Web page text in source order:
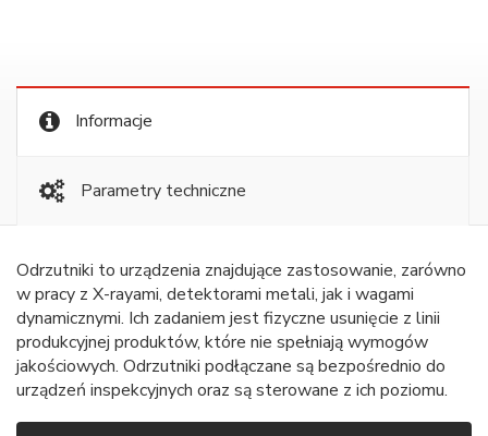
Informacje
Parametry techniczne
Odrzutniki to urządzenia znajdujące zastosowanie, zarówno
w pracy z X-rayami, detektorami metali, jak i wagami
dynamicznymi. Ich zadaniem jest fizyczne usunięcie z linii
produkcyjnej produktów, które nie spełniają wymogów
jakościowych. Odrzutniki podłączane są bezpośrednio do
urządzeń inspekcyjnych oraz są sterowane z ich poziomu.